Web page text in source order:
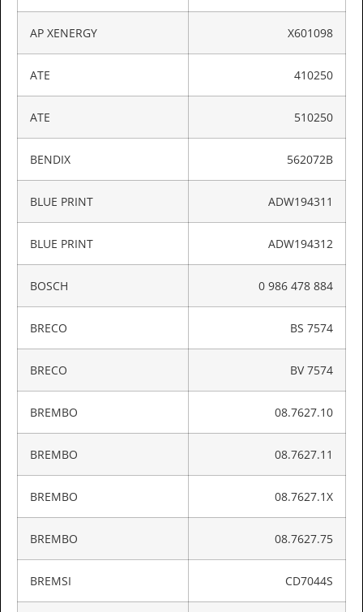
AP XENERGY X601098
ATE 410250
ATE 510250
BENDIX 562072B
BLUE PRINT ADW194311
BLUE PRINT ADW194312
BOSCH 0 986 478 884
BRECO BS 7574
BRECO BV 7574
BREMBO 08.7627.10
BREMBO 08.7627.11
BREMBO 08.7627.1X
BREMBO 08.7627.75
BREMSI CD7044S